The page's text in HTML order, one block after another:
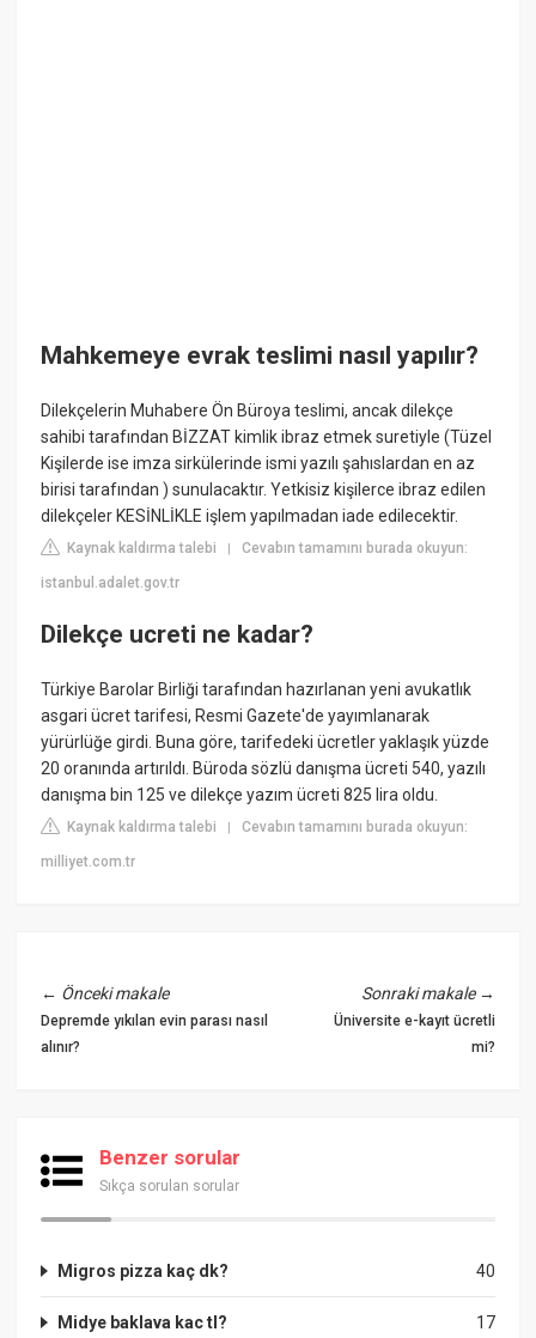
Mahkemeye evrak teslimi nasıl yapılır?
Dilekçelerin Muhabere Ön Büroya teslimi, ancak dilekçe
sahibi tarafından BİZZAT kimlik ibraz etmek suretiyle (Tüzel
Kişilerde ise imza sirkülerinde ismi yazılı şahıslardan en az
birisi tarafından ) sunulacaktır. Yetkisiz kişilerce ibraz edilen
dilekçeler KESİNLİKLE işlem yapılmadan iade edilecektir.
Kaynak kaldırma talebi |Cevabın tamamını burada okuyun:
istanbul.adalet.gov.tr
Dilekçe ucreti ne kadar?
Türkiye Barolar Birliği tarafından hazırlanan yeni avukatlık
asgari ücret tarifesi, Resmi Gazete'de yayımlanarak
yürürlüğe girdi. Buna göre, tarifedeki ücretler yaklaşık yüzde
20 oranında artırıldı. Büroda sözlü danışma ücreti 540, yazılı
danışma bin 125 ve dilekçe yazım ücreti 825 lira oldu.
Kaynak kaldırma talebi |Cevabın tamamını burada okuyun:
milliyet.com.tr
← Önceki makale
Depremde yıkılan evin parası nasıl
alınır?
Sonraki makale→
Üniversite e-kayıt ücretli
mi?
Benzer sorular
Sıkça sorulan sorular
40
Migros pizza kaç dk?
17
Midye baklava kac tl?